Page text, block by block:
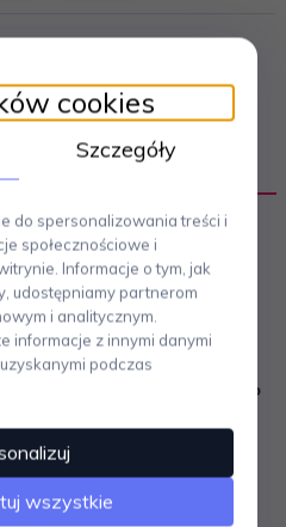
OVAL OAKto przykład
, które doskonale łączy
z przezroczystego szkła
korkiem, zachwyca subtelnym
Jej smukła forma i odpowiednie
się do
serwowania białego
dodatków do stołu.
wina Sagaform OVAL OAK
cookies
Szczegóły
do spersonalizowania treści i
społecznościowe i
Informacje o tym, jak
udostępniamy partnerom
i analitycznym.
informacje z innymi danymi
podczas
wszystkie